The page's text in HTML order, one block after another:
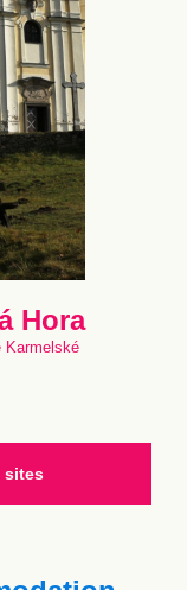
Hora
Karmelské
sites